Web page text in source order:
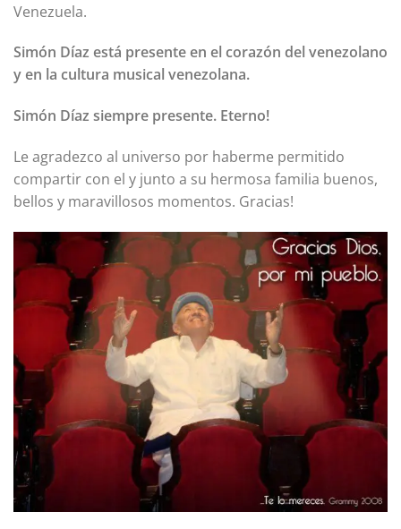
Venezuela.
Simón Díaz está presente en el corazón del venezolano
y en la cultura musical venezolana.
Simón Díaz siempre presente. Eterno!
Le agradezco al universo por haberme permitido
compartir con el y junto a su hermosa familia buenos,
bellos y maravillosos momentos. Gracias!